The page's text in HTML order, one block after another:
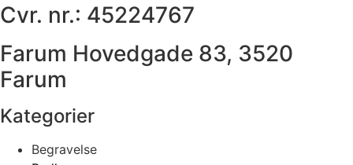
Cvr. nr.: 45224767
Farum Hovedgade 83, 3520
Farum
Kategorier
Begravelse